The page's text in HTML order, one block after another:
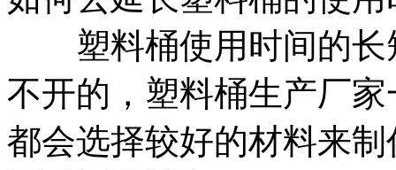
塑料桶使用时间的长
不开的，塑料桶生产厂
都会选择较好的材料来